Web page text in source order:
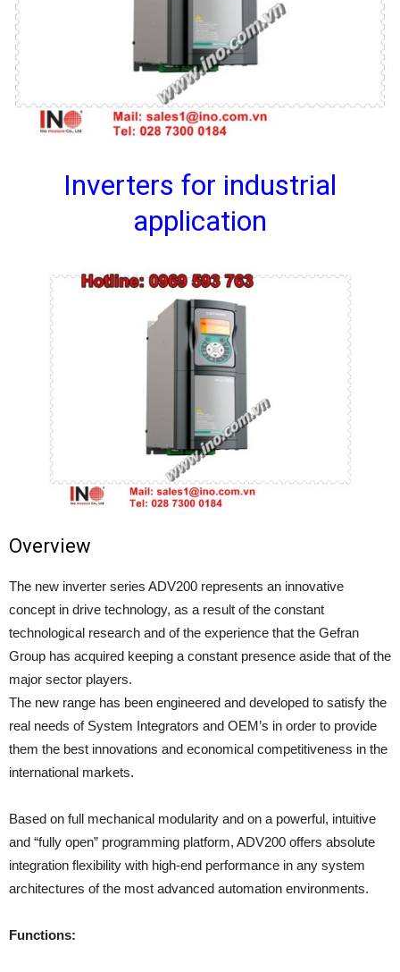
Inverters for industrial
application
Overview
The new inverter series ADV200 represents an innovative
concept in drive technology, as a result of the constant
technological research and of the experience that the Gefran
Group has acquired keeping a constant presence aside that of the
major sector players.
The new range has been engineered and developed to satisfy the
real needs of System Integrators and OEM’s in order to provide
them the best innovations and economical competitiveness in the
international markets.
Based on full mechanical modularity and on a powerful, intuitive
and “fully open” programming platform, ADV200 offers absolute
integration flexibility with high-end performance in any system
architectures of the most advanced automation environments.
Functions: